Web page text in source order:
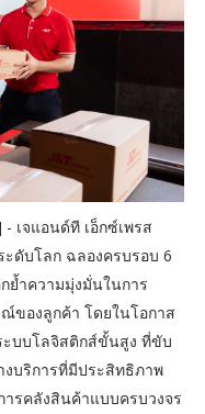
เจแอนด์ที เอ็กซ์เพรส
ดับโลก ฉลองครบรอบ 6
ย้ำความมุ่งมั่นในการ
ของลูกค้า โดยในโอกาส
บบโลจิสติกส์ขั้นสูง ที่ขับ
บริการที่มีประสิทธิภาพ
ารคลังสินค้าแบบครบวงจร